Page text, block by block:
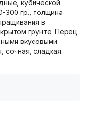
кубической
300 гр., толщина
в
грунте. Перец
вкусовыми
сочная, сладкая.